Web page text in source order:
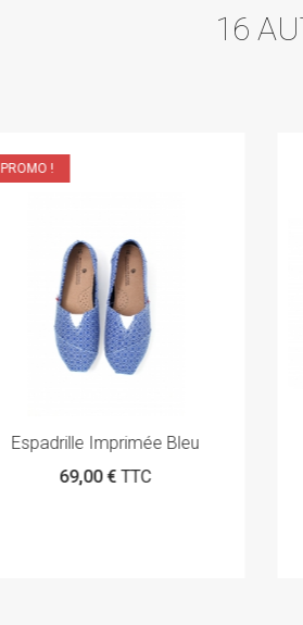
16
PROMO !
Espadrille Imprimée Bleu
69,00 € TTC